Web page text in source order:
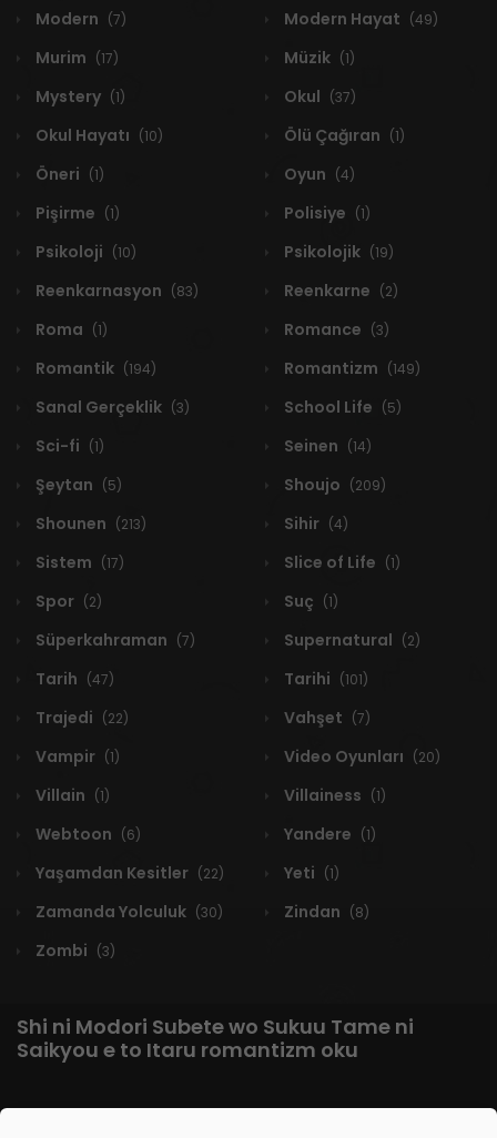
Modern (7) Modern Hayat (49)
Murim (17) Müzik (1)
Mystery (1) Okul (37)
Okul Hayatı (10) Ölü Çağıran (1)
Öneri (1) Oyun (4)
Pişirme (1) Polisiye (1)
Psikoloji (10) Psikolojik (19)
Reenkarnasyon (83) Reenkarne (2)
Roma (1) Romance (3)
Romantik (194) Romantizm (149)
Sanal Gerçeklik (3) School Life (5)
Sci-fi (1) Seinen (14)
Şeytan (5) Shoujo (209)
Shounen (213) Sihir (4)
Sistem (17) Slice of Life (1)
Spor (2) Suç (1)
Süperkahraman (7) Supernatural (2)
Tarih (47) Tarihi (101)
Trajedi (22) Vahşet (7)
Vampir (1) Video Oyunları (20)
Villain (1) Villainess (1)
Webtoon (6) Yandere (1)
Yaşamdan Kesitler (22) Yeti (1)
Zamanda Yolculuk (30) Zindan (8)
Zombi (3)
Shi ni Modori Subete wo Sukuu Tame ni
Saikyou e to Itaru romantizm oku